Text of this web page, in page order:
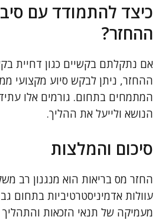
כיצד להתמודד עם
ההחזר?
אם נתקלתם בקשיים כגון דחיית
ההחזר, ניתן לבקש סיוע מקצועי
המתמחים בתחום. גורמים אלו
הנושא ולייעל את ההליך.
סיכום והמלצות
החזר מס בריאות הוא מנגנון רב
עוולות אדמיניסטרטיביות בתחום
מעמיקה של תנאי הזכאות